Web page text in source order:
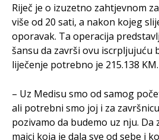
Riječ je o izuzetno zahtjevnom
više od 20 sati, a nakon kojeg
oporavak. Ta operacija
šansu da završi ovu iscrpljujuću
liječenje potrebno je 215.138 KM.
– Uz Medisu smo od samog
ali potrebni smo joj i za
pozivamo da budemo uz nju.
majci koja je dala sve od sebe i